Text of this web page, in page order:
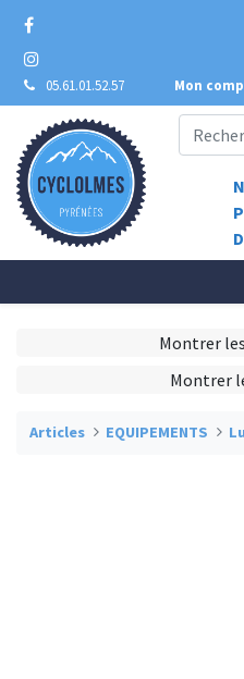
05.61.01.52.57
Mon
Montrer
Montrer
Articles EQUIPEMENTS